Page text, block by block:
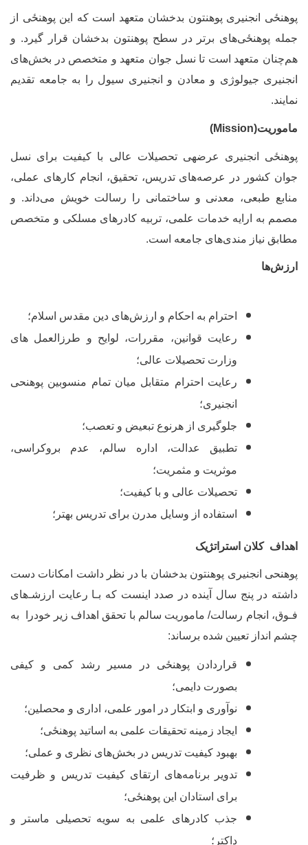
انجنیری پوهنتون بدخشان متعهد است که اینپوهنځیاز
پوهنځی‌های برتر در سطح پوهنتون بدخشان قرار گیرد. و
چنان متعهد است تا نسل جوان متعهد و متخصص در بخش‌های
جیولوژی و معادن و انجنیری سیول را به جامعه تقدیم
Mission
)
انجنیری عرضه‏ی تحصیلات عالی با کیفیت برای نسل
کشور در عرصه‌های تدریس، تحقیق، انجام کارهای عملی،
طبعی، معدنی و ساختمانی را رسالت خویش می‌داند. و
به ارایه خدمات علمی، تربیه کادر‌های مسلکی و متخصص
نیاز مندی‌های جامعه است.
احترام به احکام و ارزش‌های دین مقدس اسلام؛
رعایت قوانین، مقررات، لوایح و طرزالعمل های
وزارت تحصیلات عالی؛
رعایت احترام متقابل میان تمام منسوبین پوهنحی
انجنیری؛
جلوگیری از هرنوع تبعیض و تعصب؛
تطبیق عدالت، اداره سالم، عدم بروکراسی،
موثریت و مثمریت؛
تحصیلات عالی و با کیفیت؛
استفاده از وسایل مدرن برای تدریس بهتر؛
کلان استراتژیک
انجنیری پوهنتون بدخشان با در نظر داشت امکانات دست
در پنج سال آینده در صدد این‏ست که بـا رعایت ارزشـ‌های
انجام رسالت/ ماموریت سالم با تحقق اهداف زیر خودرا به
انداز تعیین شده برساند:
قراردادنپوهنځیدر مسیر رشد کمی و کیفی
بصورت دایمی؛
نوآوری و ابتکار در امور علمی، اداری و محصلین؛
ایجاد زمینه تحقیقات علمی به اساتیدپوهنځی؛
بهبود کیفیت تدریس در بخش‌های نظری و عملی؛
تدویر برنامه‌های ارتقای کیفیت تدریس و ظرفیت
برای استادان این پوهنځی؛
جذب کادرهای علمی به سویه تحصیلی ماستر و
داکتر؛